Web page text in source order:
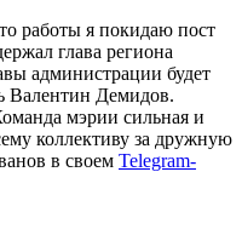
работы я покидаю пост
глава региона
администрации будет
Валентин Демидов.
мэрии сильная и
коллективу за дружную
в своем Telegram-